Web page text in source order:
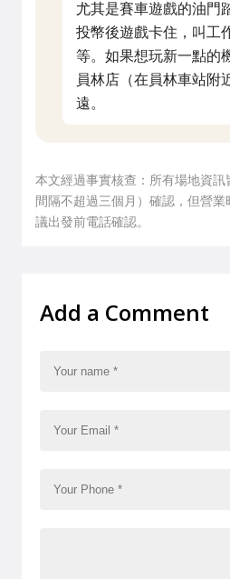
尤其是賽車遊戲的油門
投幣後遊戲卡住，叫工
等。如果想玩新一點的
員林店（在員林車站附
遠。
本文經過事實核查：所有場地資訊
間隔不超過三個月）確認，但營
議出發前電話確認。
Add a Comment